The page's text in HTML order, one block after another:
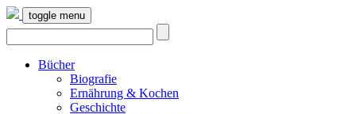
toggle menu
Bücher
Biografie
Ernährung & Kochen
Geschichte